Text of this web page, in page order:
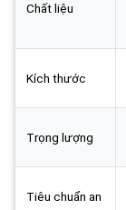
Chất liệu
Kích thước
Trọng lượng
Tiêu chuẩn an